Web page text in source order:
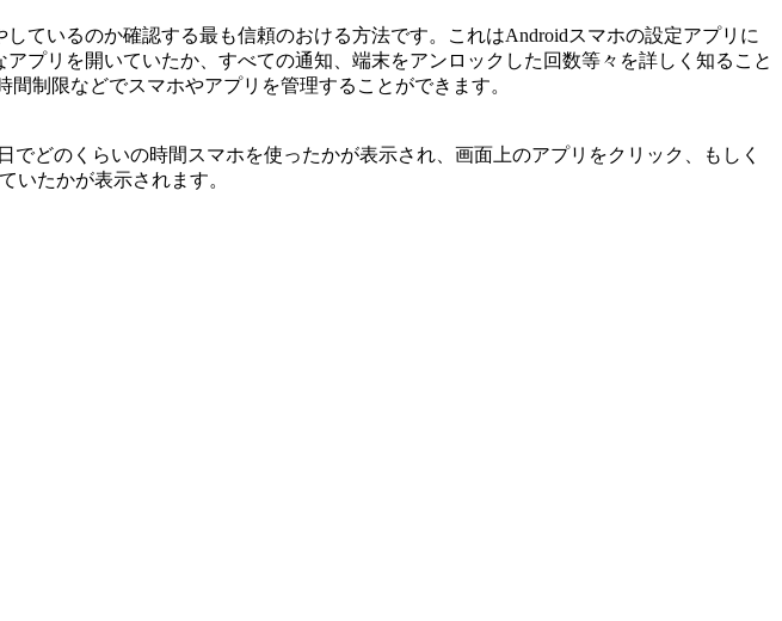
ているのか確認する最も信頼のおける方法です。これはAndroidスマホの設定アプリに
プリを開いていたか、すべての通知、端末をアンロックした回数等々を詳しく知ること
制限などでスマホやアプリを管理することができます。
でどのくらいの時間スマホを使ったかが表示され、画面上のアプリをクリック、もしく
いたかが表示されます。